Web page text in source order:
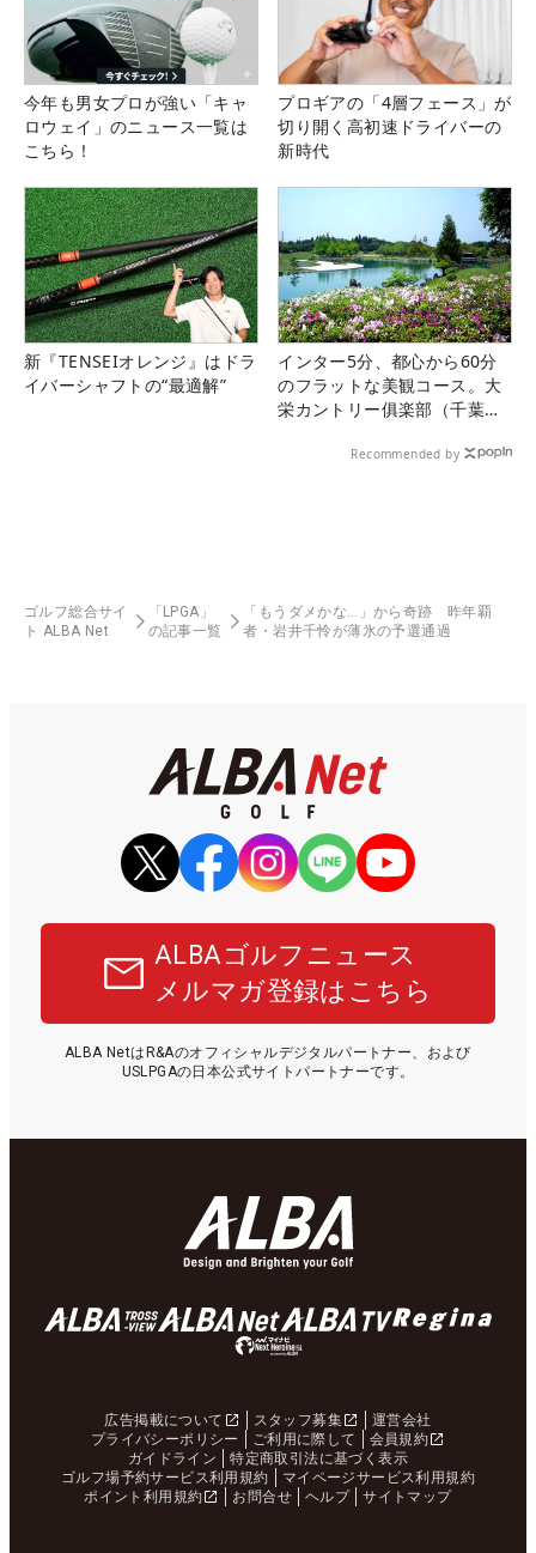
今年も男女プロが強い「キャ
ロウェイ」のニュース一覧は
こちら！
プロギアの「4層フェース」が
切り開く高初速ドライバーの
新時代
新『TENSEIオレンジ』はドラ
イバーシャフトの“最適解”
インター5分、都心から60分
のフラットな美観コース。大
栄カントリー俱楽部（千葉
Recommended by
ゴルフ総合サイ
ト ALBA Net
「LPGA」
の記事一覧
「もうダメかな…」から奇跡 昨年覇
者・岩井千怜が薄氷の予選通過
ALBAゴルフニュース
メルマガ登録はこちら
ALBA NetはR&Aのオフィシャルデジタルパートナー、および
USLPGAの日本公式サイトパートナーです。
広告掲載について スタッフ募集
運営会社
プライバシーポリシー
ご利用に際して
会員規約
ガイドライン
特定商取引法に基づく表示
ゴルフ場予約サービス利用規約
マイページサービス利用規約
ポイント利用規約
お問合せ ヘルプ サイトマップ